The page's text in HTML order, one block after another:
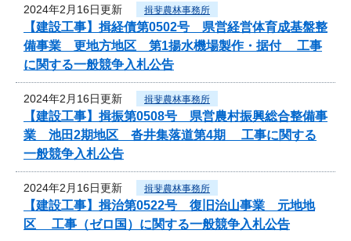
2024年2月16日更新 揖斐農林事務所
【建設工事】揖経債第0502号 県営経営体育成基盤整
備事業 更地方地区 第1揚水機場製作・据付 工事
に関する一般競争入札公告
2024年2月16日更新 揖斐農林事務所
【建設工事】揖振第0508号 県営農村振興総合整備事
業 池田2期地区 沓井集落道第4期 工事に関する
一般競争入札公告
2024年2月16日更新 揖斐農林事務所
【建設工事】揖治第0522号 復旧治山事業 元地地
区 工事（ゼロ国）に関する一般競争入札公告